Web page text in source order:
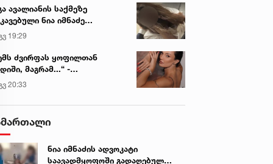
ავალიანის საქმეზე
ნია იმნაძე
გადაჰყავთ
19:29
ძვირფას ყოფილთან
მაგრამ...“ -
პაიჭაძის
აღიარება
20:33
ნია იმნაძის ადვოკატი
საავადმყოფოში გადაღებულ